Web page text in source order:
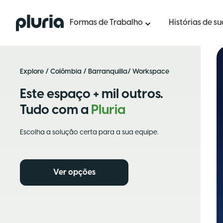
Logo Pluria Formas de Trabalho Histórias de
Explore / Colômbia / Barranquilla/ Workspace
Este espaço + mil outros.
Tudo com a Pluria
Escolha a solução certa para a sua equipe.
Ver opções